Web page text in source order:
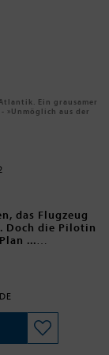
Ein grausamer
»Unmöglich aus der
das Flugzeug
Doch die Pilotin
...
Jill
einer
ihrer
ihren Familien
Wetter ist
sind
kurz nach dem
und
- ein atemloser
von Julie